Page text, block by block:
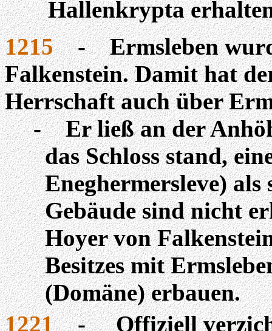
Hallenkrypta
1215
-
Ermsleben
Falkenstein. Damit hat
Herrschaft auch über
-
Er ließ an der
das Schloss stand,
Eneghermersleve) als
Gebäude sind nicht
Hoyer von
Besitzes mit
(Domäne) erbauen.
1221
- Offiziell